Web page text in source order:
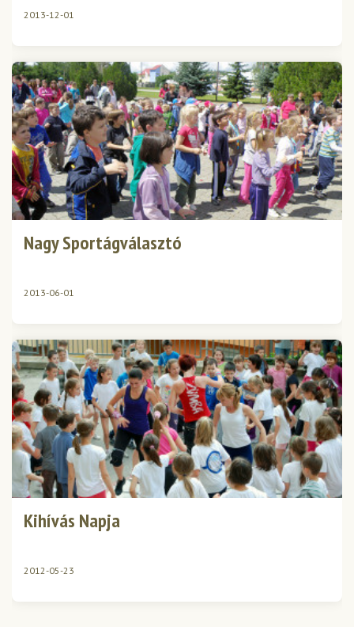
2013-12-01
Nagy Sportágválasztó
2013-06-01
Kihívás Napja
2012-05-23